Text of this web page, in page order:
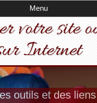
Menu
votre site
Internet
outils et des